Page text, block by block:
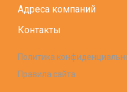
Адреса компаний
Контакты
Политика
Правила сайта